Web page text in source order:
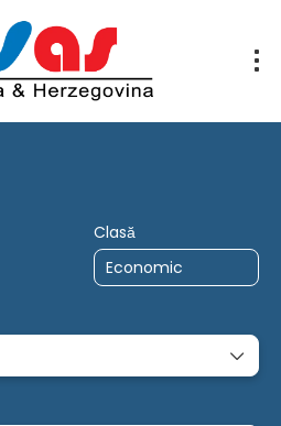
Clasă